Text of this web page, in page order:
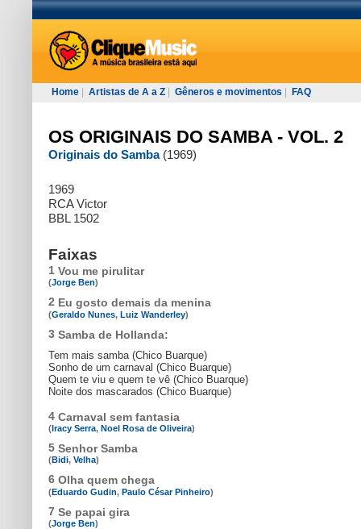
Home Artistas de A a Z Gêneros e movimentos FAQ
OS ORIGINAIS DO SAMBA - VOL. 2
Originais do Samba (1969)
1969
RCA Victor
BBL 1502
Faixas
1 Vou me pirulitar
(Jorge Ben)
2 Eu gosto demais da menina
(Geraldo Nunes, Luiz Wanderley)
3 Samba de Hollanda:
Tem mais samba (Chico Buarque)
Sonho de um carnaval (Chico Buarque)
Quem te viu e quem te vê (Chico Buarque)
Noite dos mascarados (Chico Buarque)
4 Carnaval sem fantasia
(Iracy Serra, Noel Rosa de Oliveira)
5 Senhor Samba
(Bidi, Velha)
6 Olha quem chega
(Eduardo Gudin, Paulo César Pinheiro)
7 Se papai gira
(Jorge Ben)